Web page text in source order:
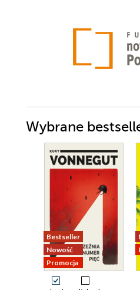
Wybrane
Bestseller
Nowość
Promocja